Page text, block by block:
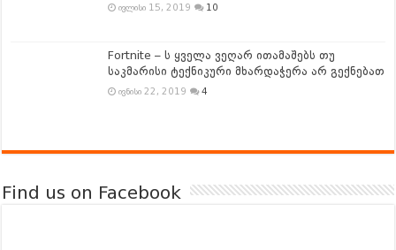
ივლისი 15, 2019 10
Fortnite – ს ყველა ვეღარ ითამაშებს თუ
საკმარისი ტექნიკური მხარდაჭერა არ გექნებათ
ივნისი 22, 2019 4
Find us on Facebook